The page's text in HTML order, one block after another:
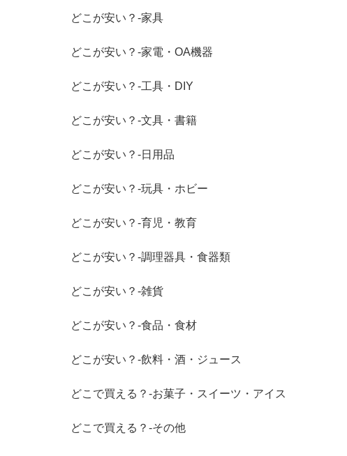
どこが安い？-家具
どこが安い？-家電・OA機器
どこが安い？-工具・DIY
どこが安い？-文具・書籍
どこが安い？-日用品
どこが安い？-玩具・ホビー
どこが安い？-育児・教育
どこが安い？-調理器具・食器類
どこが安い？-雑貨
どこが安い？-食品・食材
どこが安い？-飲料・酒・ジュース
どこで買える？-お菓子・スイーツ・アイス
どこで買える？-その他